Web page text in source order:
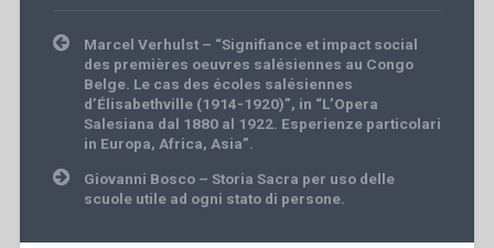
Post
navigation
Marcel Verhulst – “Signifiance et impact social
des premières oeuvres salésiennes au Congo
Belge. Le cas des écoles salésiennes
d’Élisabethville (1914-1920)”, in “L’Opera
Salesiana dal 1880 al 1922. Esperienze particolari
in Europa, Africa, Asia”.
Giovanni Bosco – Storia Sacra per uso delle
scuole utile ad ogni stato di persone.